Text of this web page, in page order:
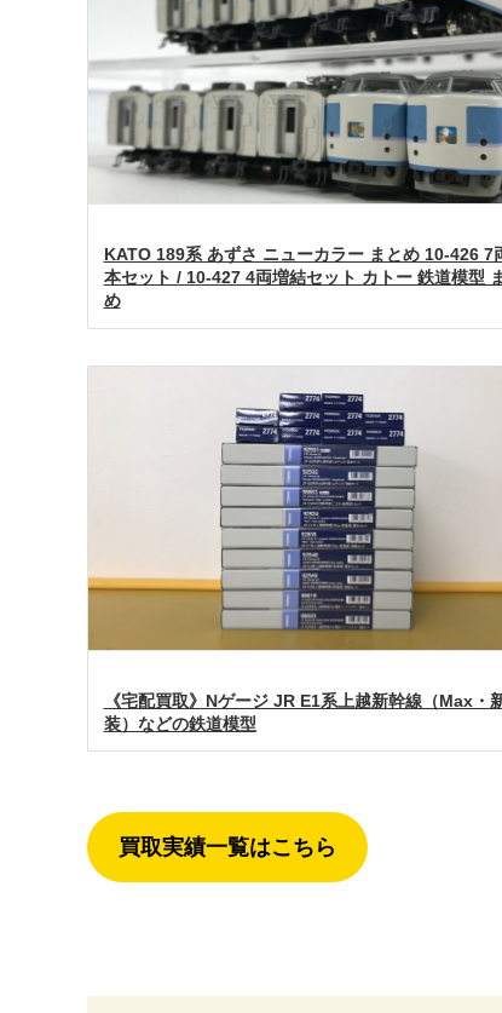
KATO 189系 あずさ ニューカラー まとめ 10-426 7
本セット / 10-427 4両増結セット カトー 鉄道模型
め
《宅配買取》Nゲージ JR E1系上越新幹線（Max・
装）などの鉄道模型
買取実績一覧はこちら